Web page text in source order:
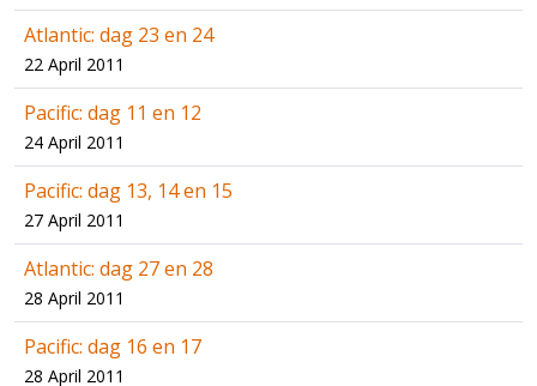
Atlantic: dag 23 en 24
22 April 2011
Pacific: dag 11 en 12
24 April 2011
Pacific: dag 13, 14 en 15
27 April 2011
Atlantic: dag 27 en 28
28 April 2011
Pacific: dag 16 en 17
28 April 2011